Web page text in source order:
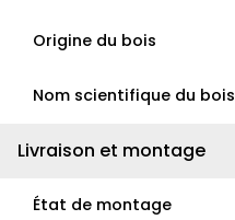
Origine du bois
Nom scientifique du bois
Livraison et montage
État de montage